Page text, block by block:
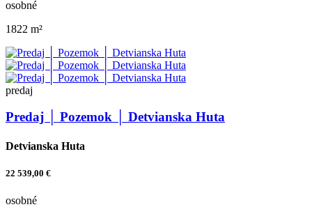
osobné
1822 m²
predaj
Predaj │ Pozemok │ Detvianska Huta
Detvianska Huta
22 539,00 €
osobné